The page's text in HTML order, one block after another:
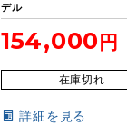
デル
154,000
在庫切れ
詳細を見る